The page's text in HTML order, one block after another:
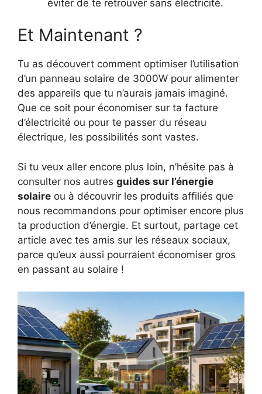
éviter de te retrouver sans électricité.
Et Maintenant ?
Tu as découvert comment optimiser l’utilisation
d’un panneau solaire de 3000W pour alimenter
des appareils que tu n’aurais jamais imaginé.
Que ce soit pour économiser sur ta facture
d’électricité ou pour te passer du réseau
électrique, les possibilités sont vastes.
Si tu veux aller encore plus loin, n’hésite pas à
consulter nos autres guides sur l’énergie
solaire ou à découvrir les produits affiliés que
nous recommandons pour optimiser encore plus
ta production d’énergie. Et surtout, partage cet
article avec tes amis sur les réseaux sociaux,
parce qu’eux aussi pourraient économiser gros
en passant au solaire !